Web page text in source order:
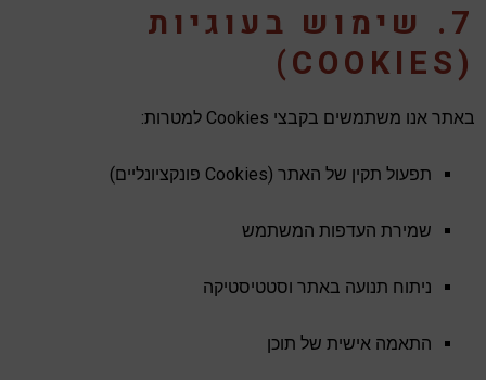
7. שימוש בעוגיות
(COOKIES)
באתר אנו משתמשים בקבצי Cookies למטרות:
תפעול תקין של האתר (Cookies פונקציונליים)
שמירת העדפות המשתמש
ניתוח תנועה באתר וסטטיסטיקה
התאמה אישית של תוכן